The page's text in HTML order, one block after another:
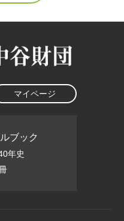
マイページ
ブック
年史